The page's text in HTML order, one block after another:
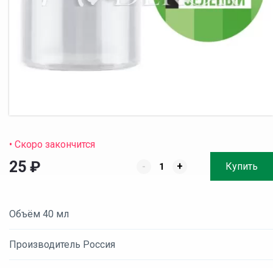
• Скоро закончится
25 ₽ - + Купить
Объём 40 мл
Производитель Россия